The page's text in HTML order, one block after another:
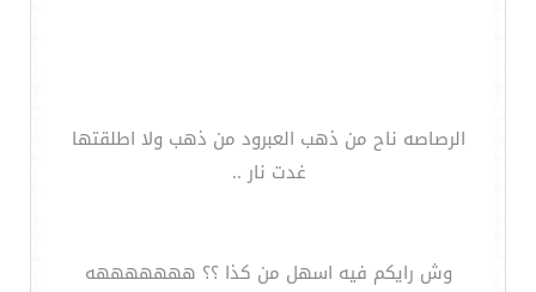
الرصاصه ناح من ذهب العبرود من ذهب ولا اطلقتها
غدت نار ..
وش رايكم فيه اسهل من كذا ؟؟ هههههههه